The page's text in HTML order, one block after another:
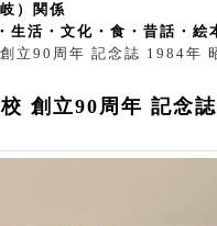
）関係
生活・文化・食・昔話・絵
立90周年 記念誌 1984年
創立90周年 記念